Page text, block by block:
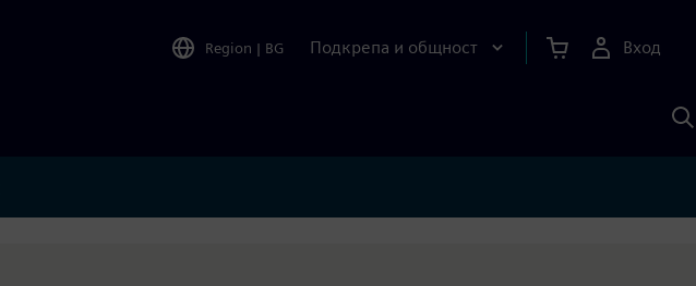
Region | BG Подкрепа и общност Вход
с